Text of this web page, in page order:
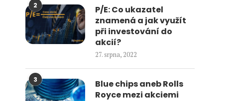
2
P/E: Co ukazatel
znamená a jak využít
při investování do
akcií?
27. srpna, 2022
3
Blue chips aneb Rolls
Royce mezi akciemi